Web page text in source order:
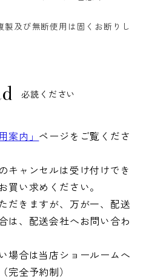
製及び無断使用は固くお断りし
必読ください
案内」 ページをご覧くださ
キャンセルは受け付けでき
買い求めください。
だきますが、万が一、配送
は、配送会社へお問い合わ
場合は当店ショールームへ
完全予約制）